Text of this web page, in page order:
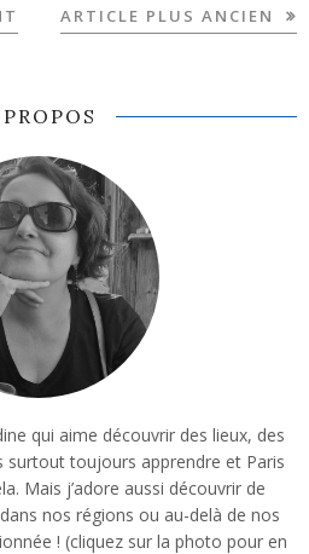
ARTICLE PLUS ANCIEN
qui aime découvrir des lieux, des
surtout toujours apprendre et Paris
Mais j’adore aussi découvrir de
nos régions ou au-delà de nos
! (cliquez sur la photo pour en